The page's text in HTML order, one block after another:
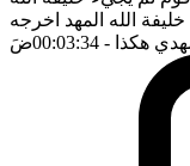
الله المهد اخرجه
هكذا - 00:03:34 ضَ